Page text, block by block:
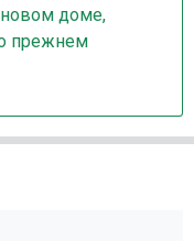
доме,
прежнем